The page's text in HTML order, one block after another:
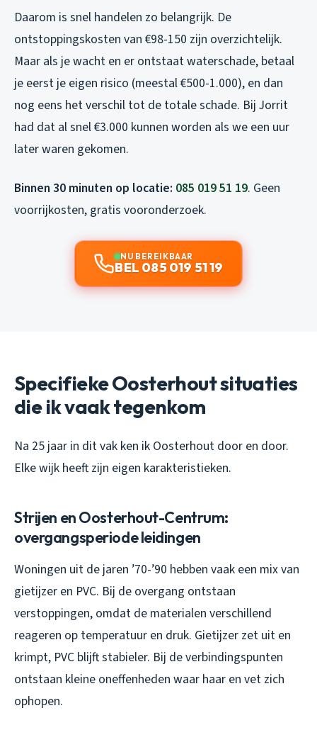
Daarom is snel handelen zo belangrijk. De
ontstoppingskosten van €98-150 zijn overzichtelijk.
Maar als je wacht en er ontstaat waterschade, betaal
je eerst je eigen risico (meestal €500-1.000), en dan
nog eens het verschil tot de totale schade. Bij Jorrit
had dat al snel €3.000 kunnen worden als we een uur
later waren gekomen.
Binnen 30 minuten op locatie: 085 019 51 19. Geen
voorrijkosten, gratis vooronderzoek.
NU BEREIKBAAR
BEL 085 019 51 19
Specifieke Oosterhout situaties
die ik vaak tegenkom
Na 25 jaar in dit vak ken ik Oosterhout door en door.
Elke wijk heeft zijn eigen karakteristieken.
Strijen en Oosterhout-Centrum:
overgangsperiode leidingen
Woningen uit de jaren ’70-’90 hebben vaak een mix van
gietijzer en PVC. Bij de overgang ontstaan
verstoppingen, omdat de materialen verschillend
reageren op temperatuur en druk. Gietijzer zet uit en
krimpt, PVC blijft stabieler. Bij de verbindingspunten
ontstaan kleine oneffenheden waar haar en vet zich
ophopen.